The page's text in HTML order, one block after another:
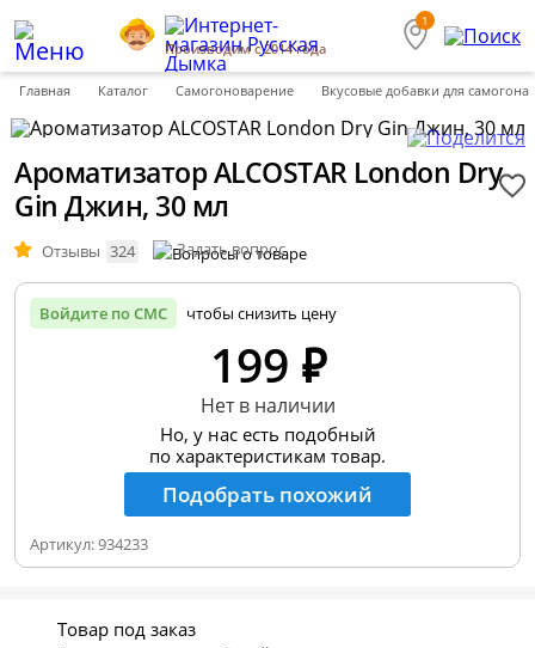
Производим с 2014 года
1
Главная Каталог Самогоноварение Вкусовые добавки для самогона
Ароматизатор ALCOSTAR London Dry
Gin Джин, 30 мл
Отзывы 324 Задать вопрос
Войдите по СМС чтобы снизить цену
199 ₽
Нет в наличии
Но, у нас есть подобный
по характеристикам товар.
Подобрать похожий
Артикул:934233
Товар под заказ